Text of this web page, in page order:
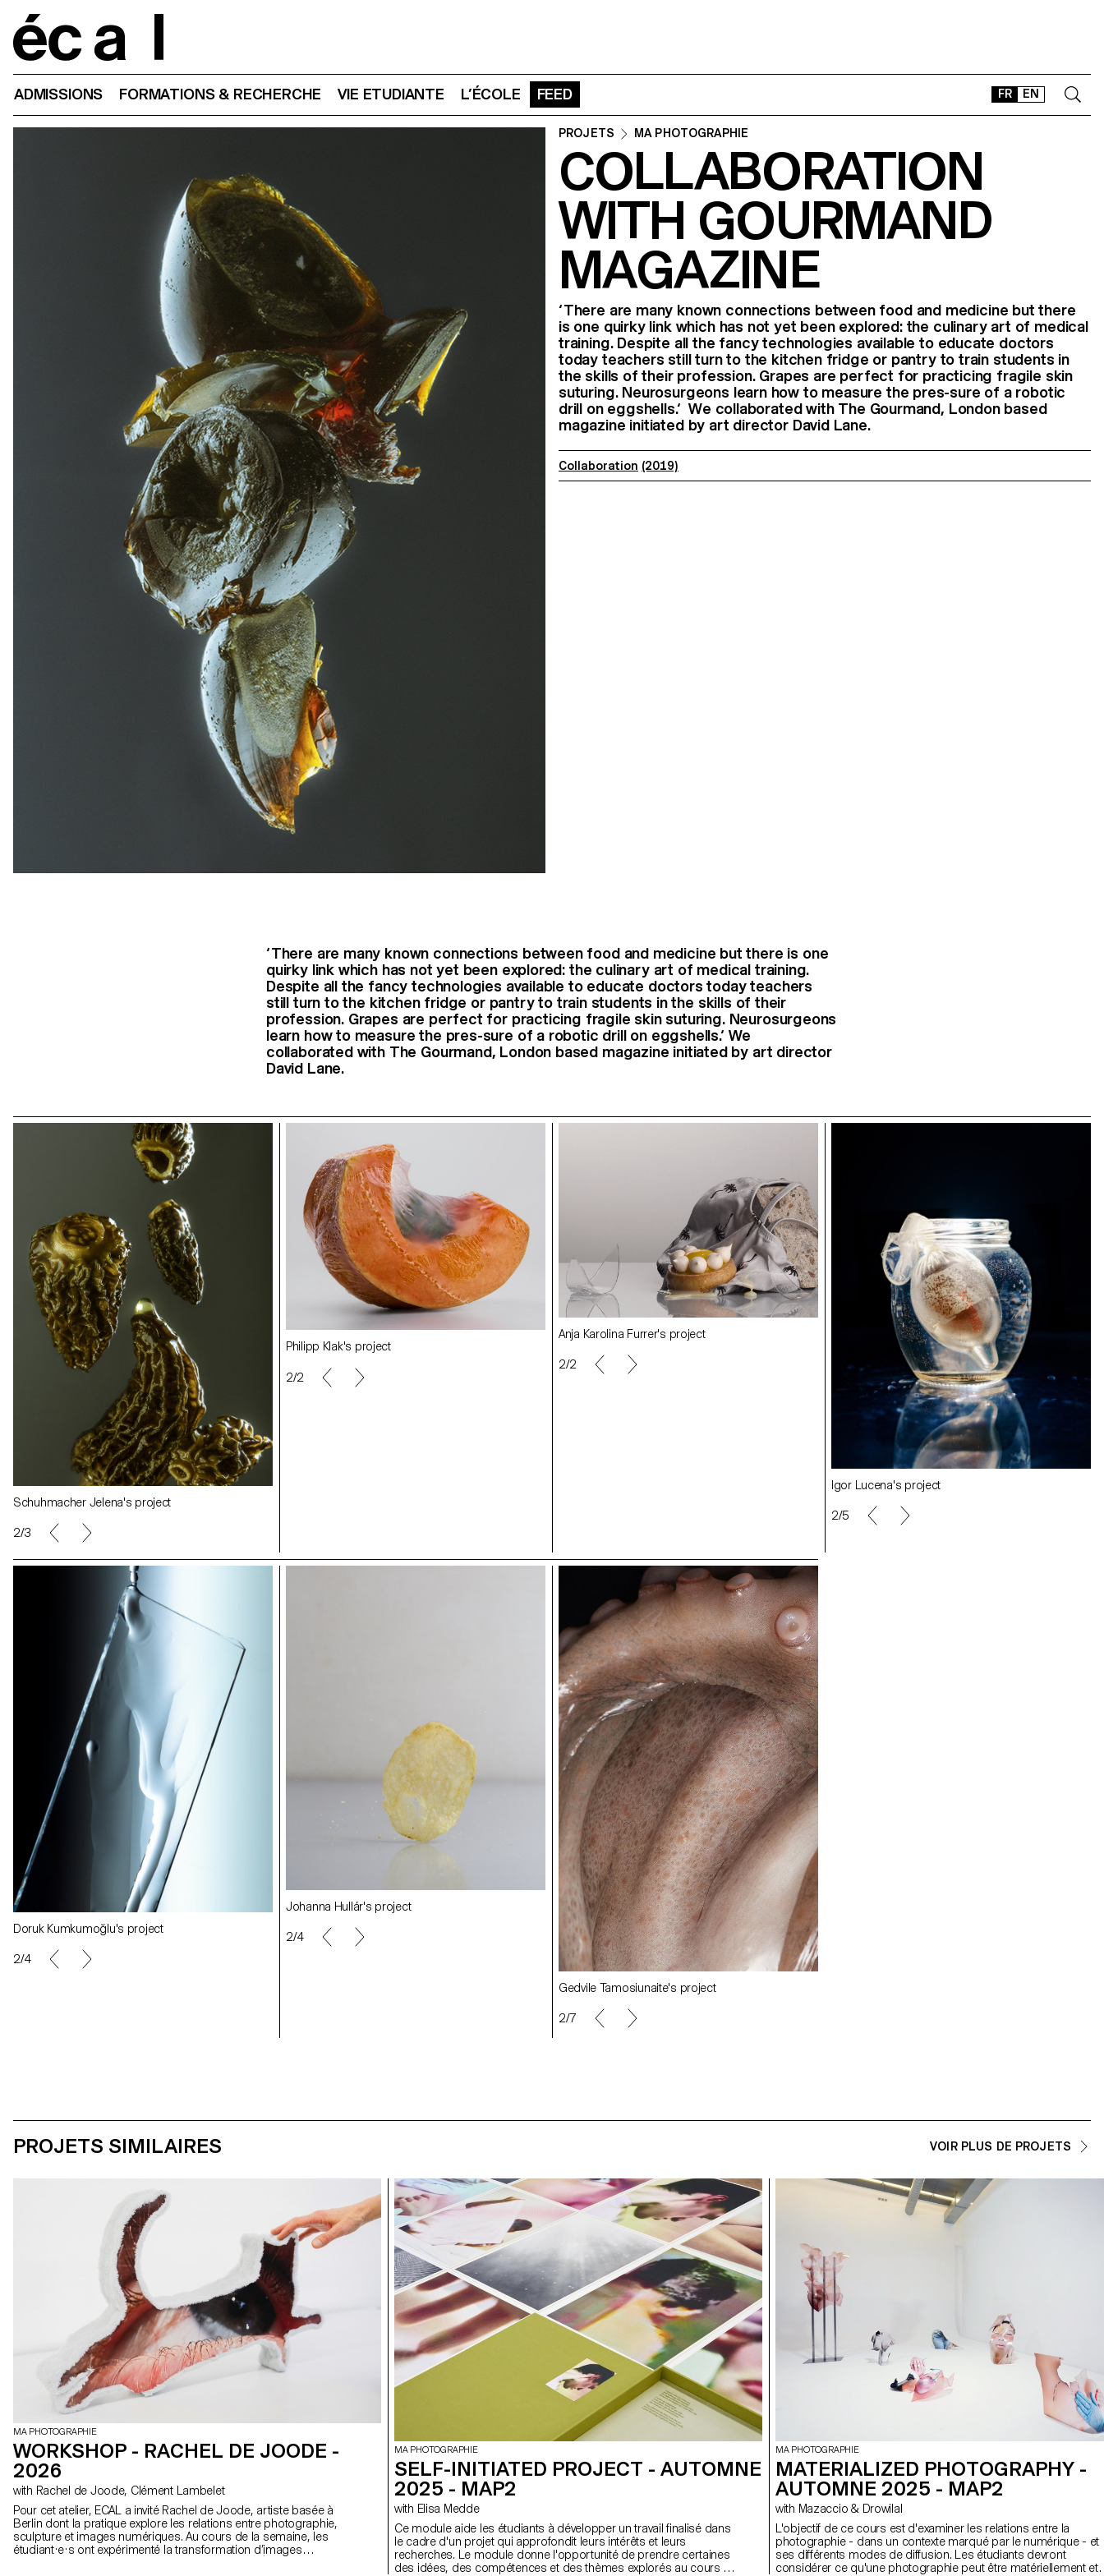
FR EN
ADMISSIONS FORMATIONS & RECHERCHE VIE ETUDIANTE L’ÉCOLE FEED
CONTACT
SHOP
TYPEFACES
OFFLINE-ONLINE
PROJETS MA PHOTOGRAPHIE
COLLABORATION
WITH GOURMAND
MAGAZINE
‘There are many known connections between food and medicine but there
is one quirky link which has not yet been explored: the culinary art of medical
training. Despite all the fancy technologies available to educate doctors
today teachers still turn to the kitchen fridge or pantry to train students in
the skills of their profession. Grapes are perfect for practicing fragile skin
suturing. Neurosurgeons learn how to measure the pres-sure of a robotic
drill on eggshells.‘ We collaborated with The Gourmand, London based
magazine initiated by art director David Lane.
Collaboration (2019)
‘There are many known connections between food and medicine but there is one
quirky link which has not yet been explored: the culinary art of medical training.
Despite all the fancy technologies available to educate doctors today teachers
still turn to the kitchen fridge or pantry to train students in the skills of their
profession. Grapes are perfect for practicing fragile skin suturing. Neurosurgeons
learn how to measure the pres-sure of a robotic drill on eggshells.‘ We
collaborated with The Gourmand, London based magazine initiated by art director
David Lane.
Schuhmacher Jelena's project
2/3
Schuhmacher Jelena's project
Philipp Klak 's project Philipp Klak's project
2/2
Philipp Klak's project
Anja Karolina Furrer's project Anja Karolina Furrer's project Anja Karolina Furrer's project
2/2
Anja Karolina Furrer's project
Igor Lucena's project Igor Lucena's project
2/5
Doruk Kumkumoğlu's project Doruk Kumkumoğlu's project Doruk Kumkumoğlu's project
2/4
Johanna Hullár 's project Johanna Hullár's project Johanna Hullár's project
2/4
Gedvile Tamosiunaite 's project
Gedvile Tamosiunaite's project
2/7
PROJETS SIMILAIRES VOIR PLUS DE PROJETS
MA PHOTOGRAPHIE
WORKSHOP - RACHEL DE JOODE -
2026
with Rachel de Joode, Clément Lambelet
Pour cet atelier, ECAL a invité Rachel de Joode, artiste basée à
Berlin dont la pratique explore les relations entre photographie,
sculpture et images numériques. Au cours de la semaine, les
étudiant·e·s ont expérimenté la transformation d’images
MA PHOTOGRAPHIE
SELF-INITIATED PROJECT - AUTOMNE
2025 - MAP2
with Elisa Medde
Ce module aide les étudiants à développer un travail finalisé dans
le cadre d'un projet qui approfondit leurs intérêts et leurs
recherches. Le module donne l'opportunité de prendre certaines
des idées, des compétences et des thèmes explorés au cours du
MA PHOTOGRAPHIE
MATERIALIZED PHOTOGRAPHY -
AUTOMNE 2025 - MAP2
with Mazaccio & Drowilal
L'objectif de ce cours est d'examiner les relations entre la
photographie - dans un contexte marqué par le numérique - et
ses différents modes de diffusion. Les étudiants devront
considérer ce qu'une photographie peut être matériellement et